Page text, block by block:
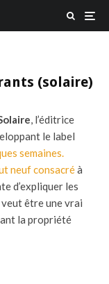
(solaire)
, l’éditrice
le label
semaines.
neuf consacréà
d’expliquer les
être une vrai
la propriété